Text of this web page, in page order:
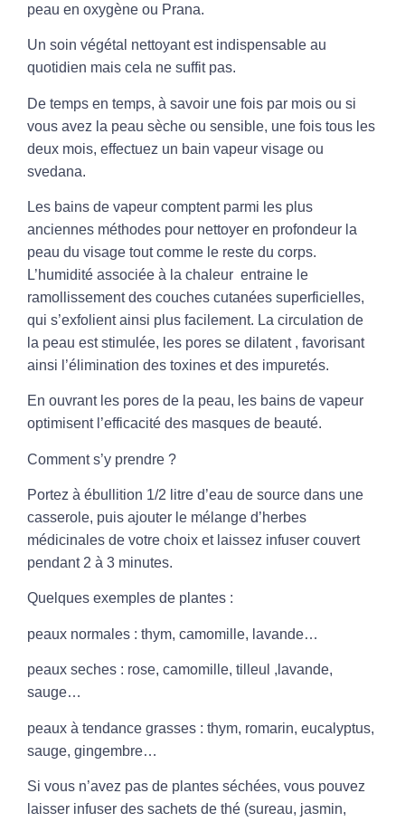
peau en oxygène ou Prana.
Un soin végétal nettoyant est indispensable au
quotidien mais cela ne suffit pas.
De temps en temps, à savoir une fois par mois ou si
vous avez la peau sèche ou sensible, une fois tous les
deux mois, effectuez un bain vapeur visage ou
svedana.
Les bains de vapeur comptent parmi les plus
anciennes méthodes pour nettoyer en profondeur la
peau du visage tout comme le reste du corps.
L’humidité associée à la chaleur entraine le
ramollissement des couches cutanées superficielles,
qui s’exfolient ainsi plus facilement. La circulation de
la peau est stimulée, les pores se dilatent , favorisant
ainsi l’élimination des toxines et des impuretés.
En ouvrant les pores de la peau, les bains de vapeur
optimisent l’efficacité des masques de beauté.
Comment s’y prendre ?
Portez à ébullition 1/2 litre d’eau de source dans une
casserole, puis ajouter le mélange d’herbes
médicinales de votre choix et laissez infuser couvert
pendant 2 à 3 minutes.
Quelques exemples de plantes :
peaux normales : thym, camomille, lavande…
peaux seches : rose, camomille, tilleul , lavande,
sauge…
peaux à tendance grasses : thym, romarin, eucalyptus,
sauge, gingembre…
Si vous n’avez pas de plantes séchées, vous pouvez
laisser infuser des sachets de thé (sureau, jasmin,